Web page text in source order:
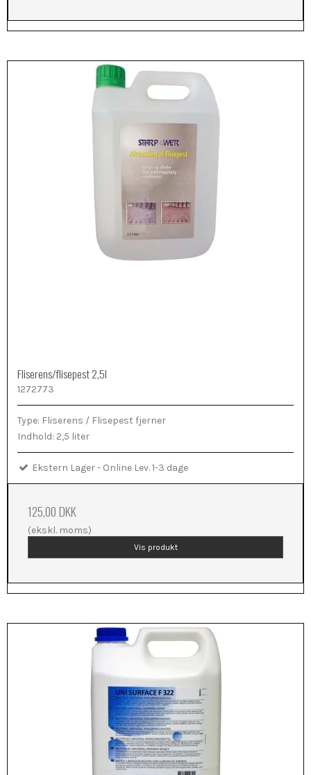
Fliserens/flisepest 2,5l
1272773
Type: Fliserens / Flisepest fjerner
Indhold: 2,5 liter
Ekstern Lager - Online Lev. 1-3 dage
125,00 DKK
(ekskl. moms)
Vis produkt